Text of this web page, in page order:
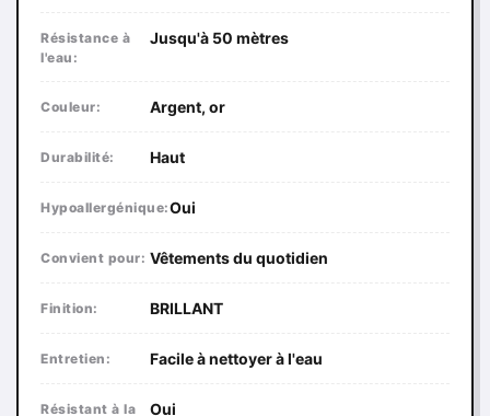
Résistance à
l'eau:
Jusqu'à 50 mètres
Couleur: Argent, or
Durabilité: Haut
Hypoallergénique:Oui
Convient pour: Vêtements du quotidien
Finition: BRILLANT
Entretien: Facile à nettoyer à l'eau
Résistant à la
Oui